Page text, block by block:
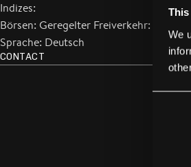
We
Indizes:
Börsen: Geregelter Freiverkehr: Wien
Sprache: Deutsch
CONTACT